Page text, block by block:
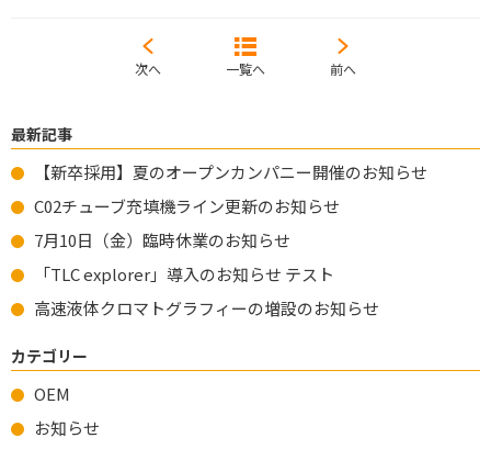
一覧へ
次へ 前へ
最新記事
【新卒採用】夏のオープンカンパニー開催のお知らせ
C02チューブ充填機ライン更新のお知らせ
7月10日（金）臨時休業のお知らせ
「TLC explorer」導入のお知らせ テスト
高速液体クロマトグラフィーの増設のお知らせ
カテゴリー
OEM
お知らせ